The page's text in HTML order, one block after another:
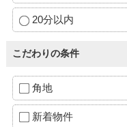
20分以内
こだわりの条件
角地
新着物件